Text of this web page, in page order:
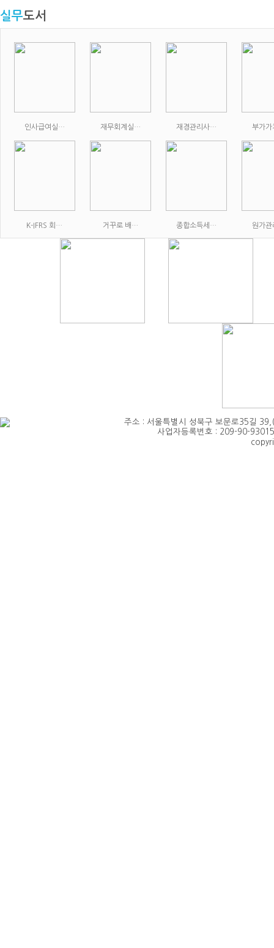
실무도서
인사급여실… 재무회계실… 재경관리사… 부가
K-IFRS 회… 거꾸로 배… 종합소득세… 원가
주소 : 서울특별시 성북구 보문로35길
사업자등록번호 : 209-90-